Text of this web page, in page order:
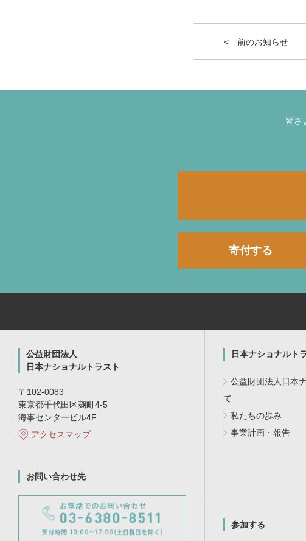
< 前のお知らせ
皆さ
寄付する
公益財団法人
日本ナショナルトラスト
〒102-0083
東京都千代田区麹町4-5
海事センタービル4F
アクセスマップ
お問い合わせ先
日本ナショナルト
公益財団法人日本
て
私たちの歩み
事業計画・報告
参加する